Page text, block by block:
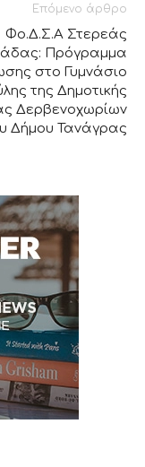
Επόμενο άρθρο
Φο.Δ.Σ.Α Στερεάς
Πρόγραμμα
στο Γυμνάσιο
της Δημοτικής
Δερβενοχωρίων
Δήμου Τανάγρας